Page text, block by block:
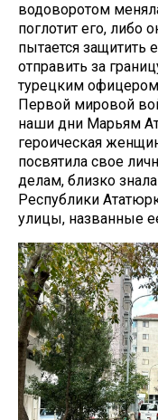
водоворотом
поглотит его, либо
пытается защитить
отправить за
турецким
Первой мировой
наши дни Марьям
героическая
посвятила свое
делам, близко
Республики
улицы, названные